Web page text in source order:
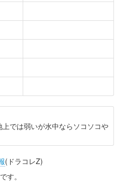
では弱いが水中ならソコソコや
(ドラコレZ)
す。